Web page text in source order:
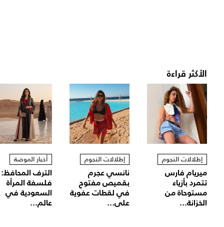
الأكثر قراءة
إطلالات النجوم
ميريام فارس
تتمرد بأزياء
مستوحاة من
الخزانة...
إطلالات النجوم
نانسي عجرم
بقميص مفتوح
في لقطات عفوية
على...
أخبار الموضة
الترف المحافظ:
فلسفة المرأة
السعودية في
عالم...